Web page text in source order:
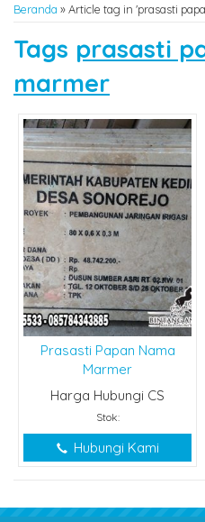
Beranda »Article tag in 'prasasti
Tags prasasti
marmer
Prasasti Papan Nama
Marmer
Harga Hubungi CS
Stok:
Hubungi Kami